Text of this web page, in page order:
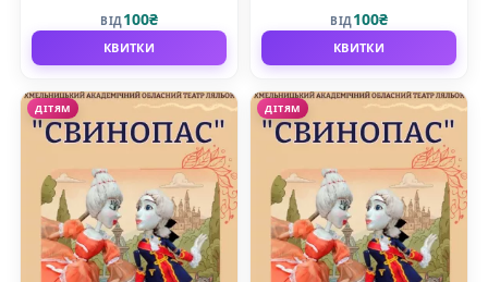
ВІД100₴
КВИТКИ
ВІД100₴
КВИТКИ
ДІТЯМ ДІТЯМ